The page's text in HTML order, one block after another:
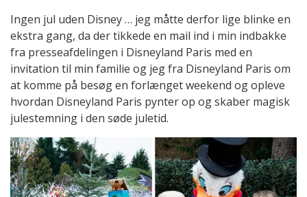
Ingen jul uden Disney … jeg måtte derfor lige blinke en
ekstra gang, da der tikkede en mail ind i min indbakke
fra presseafdelingen i Disneyland Paris med en
invitation til min familie og jeg fra Disneyland Paris om
at komme på besøg en forlænget weekend og opleve
hvordan Disneyland Paris pynter op og skaber magisk
julestemning i den søde juletid.